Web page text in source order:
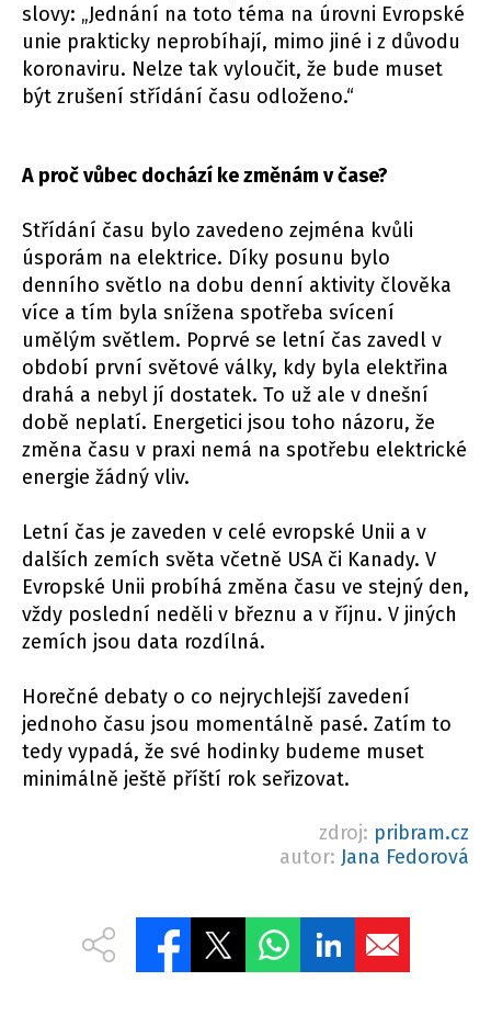
slovy: „Jednání na toto téma na úrovni Evropské
unie prakticky neprobíhají, mimo jiné i z důvodu
koronaviru. Nelze tak vyloučit, že bude muset
být zrušení střídání času odloženo.“
A proč vůbec dochází ke změnám v čase?
Střídání času bylo zavedeno zejména kvůli
úsporám na elektrice. Díky posunu bylo
denního světlo na dobu denní aktivity člověka
více a tím byla snížena spotřeba svícení
umělým světlem. Poprvé se letní čas zavedl v
období první světové války, kdy byla elektřina
drahá a nebyl jí dostatek. To už ale v dnešní
době neplatí. Energetici jsou toho názoru, že
změna času v praxi nemá na spotřebu elektrické
energie žádný vliv.
Letní čas je zaveden v celé evropské Unii a v
dalších zemích světa včetně USA či Kanady. V
Evropské Unii probíhá změna času ve stejný den,
vždy poslední neděli v březnu a v říjnu. V jiných
zemích jsou data rozdílná.
Horečné debaty o co nejrychlejší zavedení
jednoho času jsou momentálně pasé. Zatím to
tedy vypadá, že své hodinky budeme muset
minimálně ještě příští rok seřizovat.
zdroj: pribram.cz
autor: Jana Fedorová